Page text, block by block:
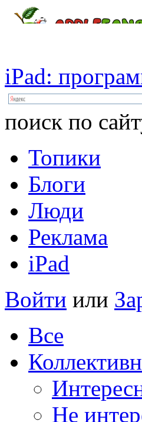
iPad:
поиск по
Топики
Блоги
Люди
Реклама
iPad
Войти или
Все
Не